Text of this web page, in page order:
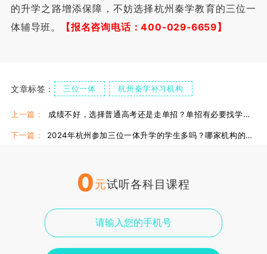
的升学之路增添保障，不妨选择杭州秦学教育的三位一
体辅导班。
【报名咨询电话：400-029-6659】
文章标签： 三位一体 杭州秦学补习机构
杭州秦学教育
上一篇： 成绩不好，选择普通高考还是走单招？单招有必要找学校补习吗？
下一篇： 2024年杭州参加三位一体升学的学生多吗？哪家机构的面试辅导好？
0元试听各科目课程